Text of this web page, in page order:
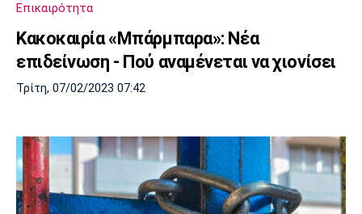
Επικαιρότητα
Κακοκαιρία «Μπάρμπαρα»: Νέα
επιδείνωση - Πού αναμένεται να χιονίσει
Τρίτη, 07/02/2023 07:42